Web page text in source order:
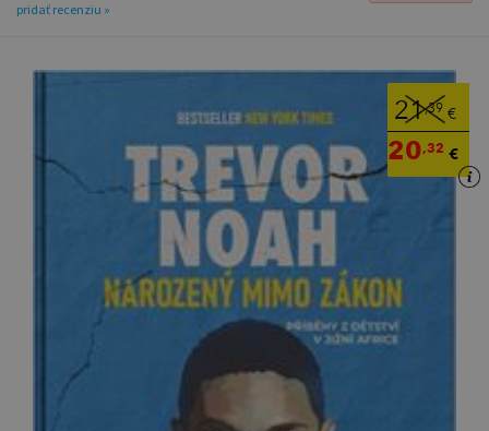
pridať recenziu »
21,39 €
20,32 €